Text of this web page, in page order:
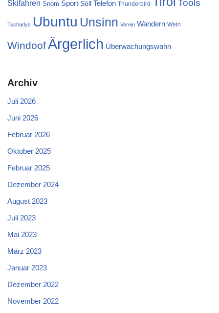
Skifahren Snom Sport Söll Telefon Thunderbird Tools
Tscharlys Ubuntu Unsinn Verein Wandern Wein
WindoofÄrgerlich Überwachungswahn
Archiv
Juli 2026
Juni 2026
Februar 2026
Oktober 2025
Februar 2025
Dezember 2024
August 2023
Juli 2023
Mai 2023
März 2023
Januar 2023
Dezember 2022
November 2022